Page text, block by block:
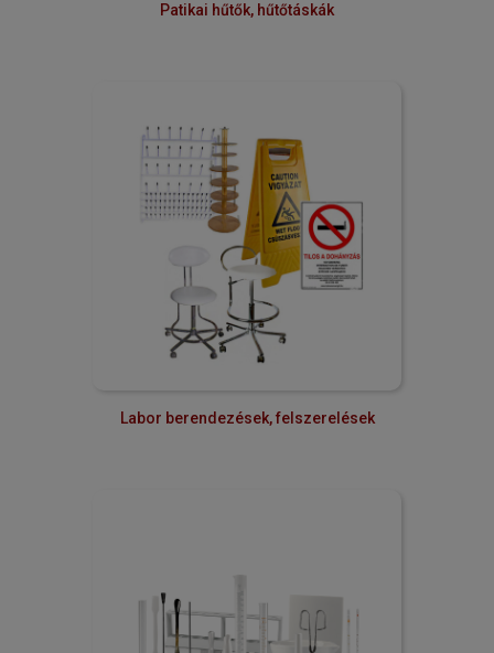
Patikai hűtők, hűtőtáskák
Labor berendezések, felszerelések